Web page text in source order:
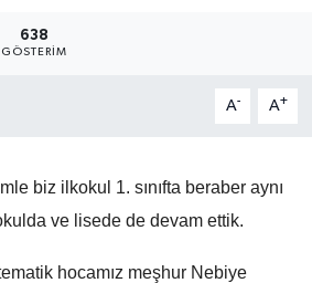
638
GÖSTERIM
A- A+
biz ilkokul 1. sınıfta beraber aynı
ve lisede de devam ettik.
hocamız meşhur Nebiye
Durumu ve Fikstür